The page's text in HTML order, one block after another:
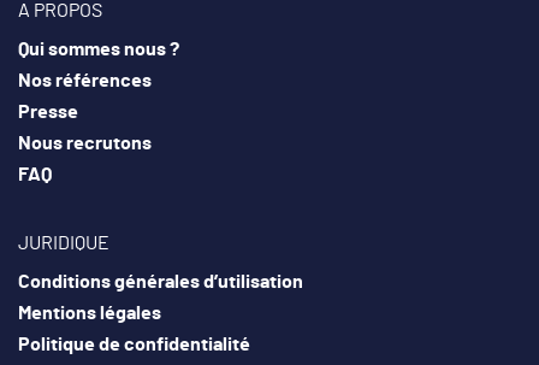
A PROPOS
Qui sommes nous ?
Nos références
Presse
Nous recrutons
FAQ
JURIDIQUE
Conditions générales d’utilisation
Mentions légales
Politique de confidentialité